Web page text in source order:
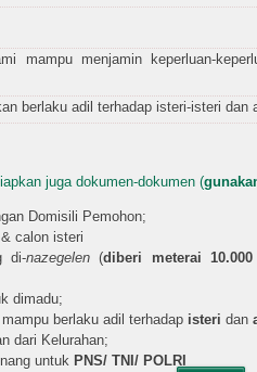
mampu menjamin keperluan-
berlaku adil terhadap isteri-isteri dan
juga dokumen-dokumen (
Domisili Pemohon;
calon isteri
di-nazegelen(diberi meterai
dimadu;
berlaku adil terhadap isteri dan
dari Kelurahan;
untuk PNS/ TNI/ POLRI